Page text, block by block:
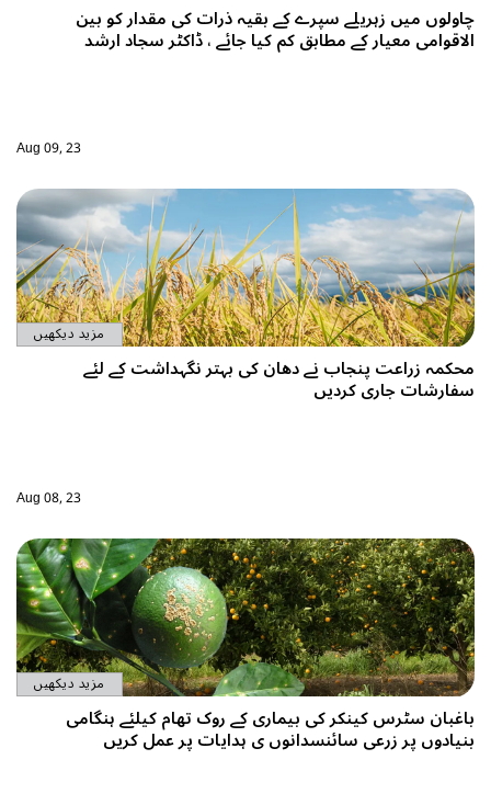
چاولوں میں زہریلے سپرے کے بقیہ ذرات کی مقدار کو بین
الاقوامی معیار کے مطابق کم کیا جائے ، ڈاکٹر سجاد ارشد
Aug 09, 23
مزید دیکھیں
محکمہ زراعت پنجاب نے دھان کی بہتر نگہداشت کے لئے
سفارشات جاری کردیں
Aug 08, 23
مزید دیکھیں
باغبان سٹرس کینکر کی بیماری کے روک تھام کیلئے ہنگامی
بنیادوں پر زرعی سائنسدانوں ی ہدایات پر عمل کریں